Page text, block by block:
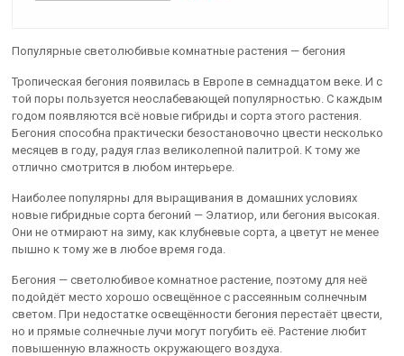
Популярные светолюбивые комнатные растения — бегония
Тропическая бегония появилась в Европе в семнадцатом веке. И с
той поры пользуется неослабевающей популярностью. С каждым
годом появляются всё новые гибриды и сорта этого растения.
Бегония способна практически безостановочно цвести несколько
месяцев в году, радуя глаз великолепной палитрой. К тому же
отлично смотрится в любом интерьере.
Наиболее популярны для выращивания в домашних условиях
новые гибридные сорта бегоний — Элатиор, или бегония высокая.
Они не отмирают на зиму, как клубневые сорта, а цветут не менее
пышно к тому же в любое время года.
Бегония — светолюбивое комнатное растение, поэтому для неё
подойдёт место хорошо освещённое с рассеянным солнечным
светом. При недостатке освещённости бегония перестаёт цвести,
но и прямые солнечные лучи могут погубить её. Растение любит
повышенную влажность окружающего воздуха.